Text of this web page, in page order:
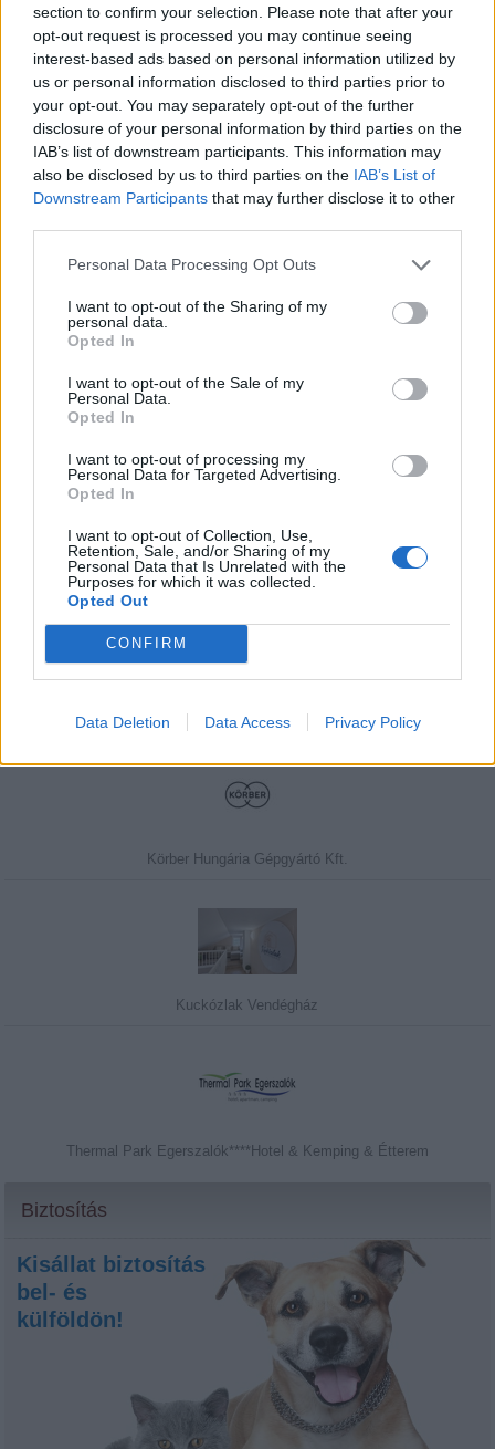
section to confirm your selection. Please note that after your
opt-out request is processed you may continue seeing
interest-based ads based on personal information utilized by
us or personal information disclosed to third parties prior to
your opt-out. You may separately opt-out of the further
disclosure of your personal information by third parties on the
IAB’s list of downstream participants. This information may
also be disclosed by us to third parties on the IAB’s List of
Downstream Participants that may further disclose it to other
Personal Data Processing Opt Outs
I want to opt-out of the Sharing of my
personal data.
Opted In
I want to opt-out of the Sale of my
Personal Data.
Opted In
I want to opt-out of processing my
Personal Data for Targeted Advertising.
Opted In
I want to opt-out of Collection, Use,
Retention, Sale, and/or Sharing of my
Personal Data that Is Unrelated with the
Purposes for which it was collected.
Opted Out
CONFIRM
Data Deletion Data Access Privacy Policy
Minősítés
Hogyan lehet minősített
kutyabarát helyed?
Megismerem
Javasolj egy kutyabarát helyet!
Körber Hungária Gépgyártó Kft.
Kuckózlak Vendégház
Thermal Park Egerszalók****Hotel & Kemping & Étterem
Biztosítás
Kisállat biztosítás
bel- és
külföldön!